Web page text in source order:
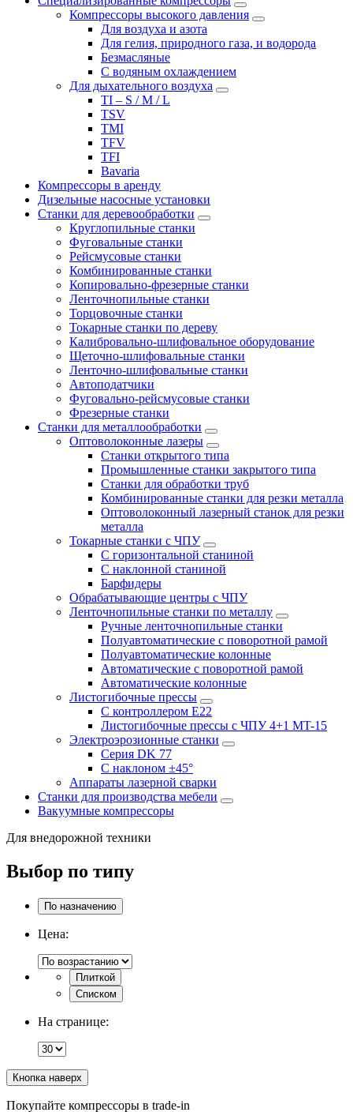
Компрессоры высокого давления
Для воздуха и азота
Для гелия, природного газа, и водорода
Безмасляные
С водяным охлаждением
Для дыхательного воздуха
TI – S / M / L
TSV
TMI
TFV
TFI
Bavaria
Компрессоры в аренду
Дизельные насосные установки
Станки для деревообработки
Круглопильные станки
Фуговальные станки
Рейсмусовые станки
Комбинированные станки
Копировально-фрезерные станки
Ленточнопильные станки
Торцовочные станки
Токарные станки по дереву
Калибровально-шлифовальное оборудование
Щеточно-шлифовальные станки
Ленточно-шлифовальные станки
Автоподатчики
Фуговально-рейсмусовые станки
Фрезерные станки
Станки для металлообработки
Оптоволоконные лазеры
Станки открытого типа
Промышленные станки закрытого типа
Станки для обработки труб
Комбинированные станки для резки металла
Оптоволоконный лазерный станок для резки
металла
Токарные станки с ЧПУ
С горизонтальной станиной
С наклонной станиной
Барфидеры
Обрабатывающие центры с ЧПУ
Ленточнопильные станки по металлу
Ручные ленточнопильные станки
Полуавтоматические с поворотной рамой
Полуавтоматические колонные
Автоматические с поворотной рамой
Автоматические колонные
Листогибочные прессы
С контроллером E22
Листогибочные прессы с ЧПУ 4+1 MT-15
Электроэрозионные станки
Серия DK 77
С наклоном ±45°
Аппараты лазерной сварки
Станки для производства мебели
Вакуумные компрессоры
Для внедорожной техники
Выбор по типу
По назначению
Цена:
Плиткой
Списком
На странице:
Кнопка наверх
Покупайте компрессоры в trade-in